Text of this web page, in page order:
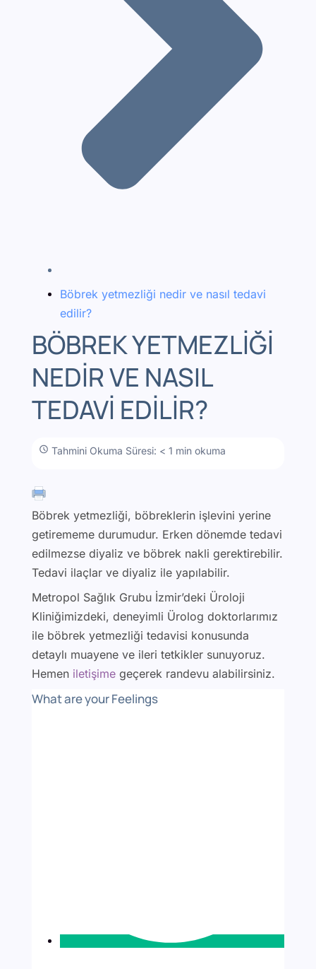
Böbrek yetmezliği nedir ve nasıl tedavi
edilir?
BÖBREK YETMEZLIĞI
NEDIR VE NASIL
TEDAVI EDILIR?
Tahmini Okuma Süresi: < 1 min okuma
Böbrek yetmezliği, böbreklerin işlevini yerine
getirememe durumudur. Erken dönemde tedavi
edilmezse diyaliz ve böbrek nakli gerektirebilir.
Tedavi ilaçlar ve diyaliz ile yapılabilir.
Metropol Sağlık Grubu İzmir’deki Üroloji
Kliniğimizdeki, deneyimli Ürolog doktorlarımız
ile böbrek yetmezliği tedavisi konusunda
detaylı muayene ve ileri tetkikler sunuyoruz.
Hemen iletişime geçerek randevu alabilirsiniz.
What are your Feelings